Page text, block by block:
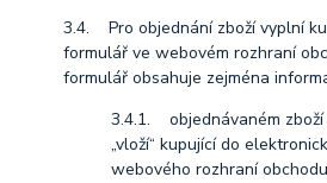
3.4. Pro objednání zboží vyplní
formulář ve webovém rozhraní
formulář obsahuje zejména
3.4.1. objednávaném zboží
„vloží“ kupující do
webového rozhraní